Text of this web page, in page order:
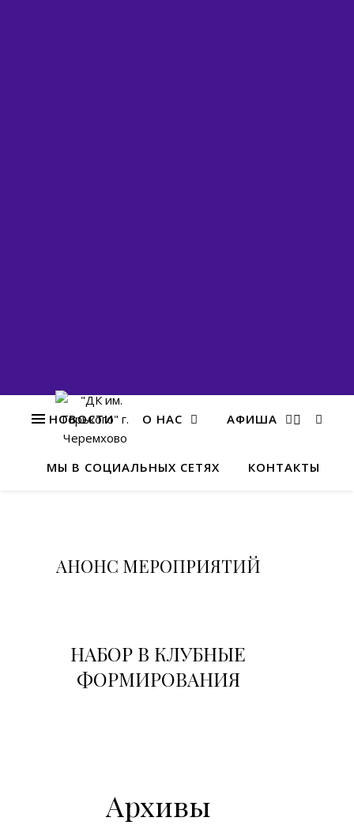
НОВОСТИ О НАС АФИША
МЫ В СОЦИАЛЬНЫХ СЕТЯХ КОНТАКТЫ
АНОНС МЕРОПРИЯТИЙ
НАБОР В КЛУБНЫЕ
ФОРМИРОВАНИЯ
Архивы